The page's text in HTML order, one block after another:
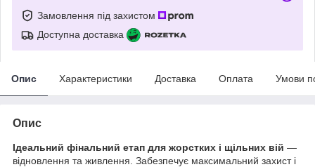
Замовлення під захистом
Доступна доставка
Опис Характеристики Доставка Оплата Умови
Опис
Ідеальний фінальний етап для жорстких і щільних вій —
відновлення та живлення. Забезпечує максимальний захист і